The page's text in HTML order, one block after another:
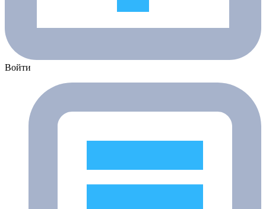
Войти